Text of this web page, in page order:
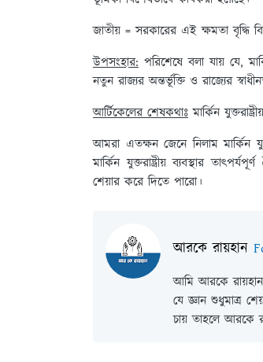
জাতীয় = সরকারের এই ক্ষমতা বৃদ্ধি
উপসংহার: পরিশেষে বলা যায় যে,
নতুন রাজ্যর অন্তর্ভূক্তি ও রাজ্যের
আর্টিকেলের শেষকথাঃ মার্কিন
আমরা এতক্ষন জেনে নিলাম মার্কিন
মার্কিন যুক্তরাষ্ট্রীয় ব্যবস্থার
শেয়ার করে দিতে পারো।
আরকে রায়হান
আমি আরকে
যে জ্ঞান শুধুমাত্র
চায় তাহলে আরকে